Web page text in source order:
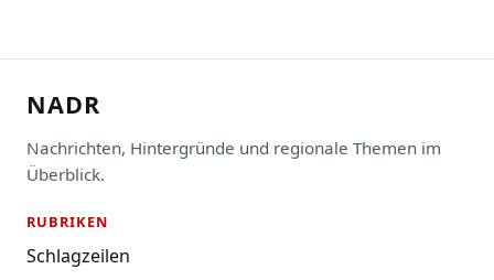
NADR
Nachrichten, Hintergründe und regionale Themen im
Überblick.
RUBRIKEN
Schlagzeilen